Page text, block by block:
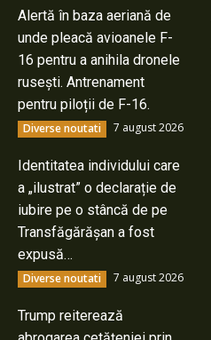
Alertă în baza aeriană de
unde pleacă avioanele F-
16 pentru a anihila dronele
rusești. Antrenament
pentru piloții de F-16.
Diverse noutati 7 august 2026
Identitatea individului care
a „ilustrat” o declarație de
iubire pe o stâncă de pe
Transfăgărășan a fost
expusă…
Diverse noutati 7 august 2026
Trump reiterează